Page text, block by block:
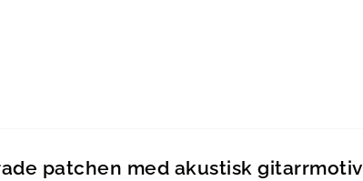
patchen med akustisk gitarrmotiv